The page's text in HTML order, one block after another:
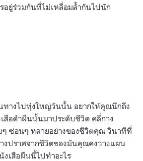
อยู่ร่วมกันที่ไม่เหลื่อมล้ำกันไปนัก
ทางไปทุ่งใหญ่วันนั้น อยากให้คุณนึกถึง
อดำผืนนั้นมาประดับชีวิต คลี่กาง
ซ่อนๆ หลายอย่างของชีวิตคุณ วินาทีที่
งปราศจากชีวิตของมันคุณคงวางแผน
งเสือผืนนี้ไปทำอะไร